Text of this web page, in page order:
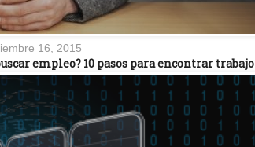
16, 2015
empleo? 10 pasos para encontrar trabajo